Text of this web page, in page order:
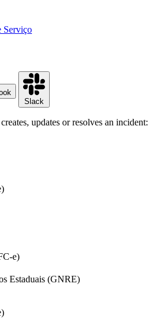
Serviço
Slack
updates or resolves an incident:
e)
Estaduais (GNRE)